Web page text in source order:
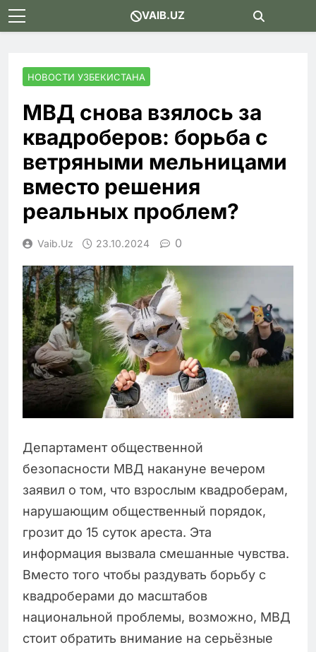
Skip
to
VAIB.UZ
НОВОСТИ УЗБЕКИСТАНА
МВД снова взялось за
квадроберов: борьба с
ветряными мельницами
вместо решения
реальных проблем?
Vaib.uz 23.10.2024 0
Департамент общественной
безопасности МВД накануне вечером
заявил о том, что взрослым квадроберам,
нарушающим общественный порядок,
грозит до 15 суток ареста. Эта
информация вызвала смешанные чувства.
Вместо того чтобы раздувать борьбу с
квадроберами до масштабов
национальной проблемы, возможно, МВД
стоит обратить внимание на серьёзные